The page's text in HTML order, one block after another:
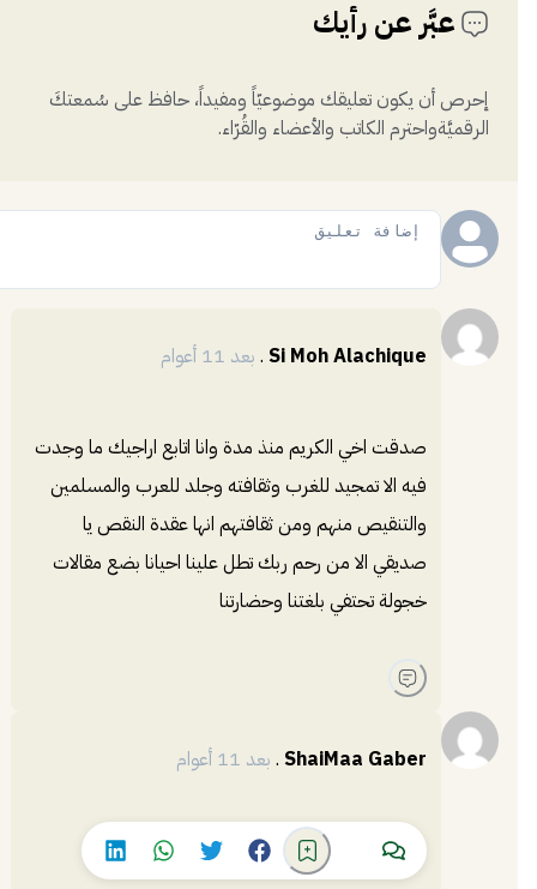
عبَّر عن رأيك
إحرص أن يكون تعليقك موضوعيّاً ومفيداً، حافظ على سُمعتكَ
الرقميَّةواحترم الكاتب والأعضاء والقُرّاء.
Si Moh Alachique
. بعد 11 أعوام
صدقت اخي الكريم منذ مدة وانا اتابع اراجيك ما وجدت
فيه الا تمجيد للغرب وثقافته وجلد للعرب والمسلمين
والتنقيص منهم ومن ثقافتهم انها عقدة النقص يا
صديقي الا من رحم ربك تطل علينا احيانا بضع مقالات
خجولة تحتفي بلغتنا وحضارتنا
ShaiMaa Gaber
. بعد 11 أعوام
Sami Elaffifi and me too